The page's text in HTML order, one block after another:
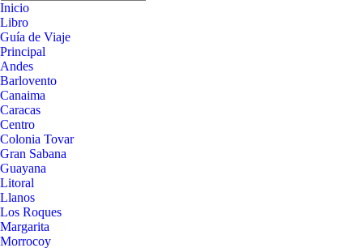
Inicio
Libro
Guía de Viaje
Principal
Andes
Barlovento
Canaima
Caracas
Centro
Colonia Tovar
Gran Sabana
Guayana
Litoral
Llanos
Los Roques
Margarita
Morrocoy